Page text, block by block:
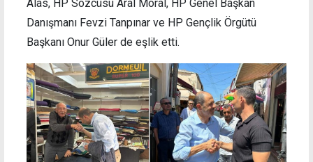
Alas, HP Sözcüsü Aral Moral, HP Genel Başkan
Danışmanı Fevzi Tanpınar ve HP Gençlik Örgütü
Başkanı Onur Güler de eşlik etti.